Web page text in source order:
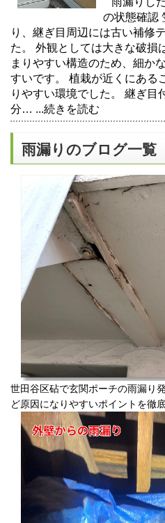
の状態確認
り、継ぎ目周辺には古い補修
た。 外観としては大きな破損
まりやすい構造のため、細か
すいです。 植栽が近くにある
りやすい環境でした。 継ぎ目
分… ...続きを読む
雨漏りのブログ一覧
世田谷区砧で玄関ポーチの雨漏り
ど原因になりやすいポイントを徹